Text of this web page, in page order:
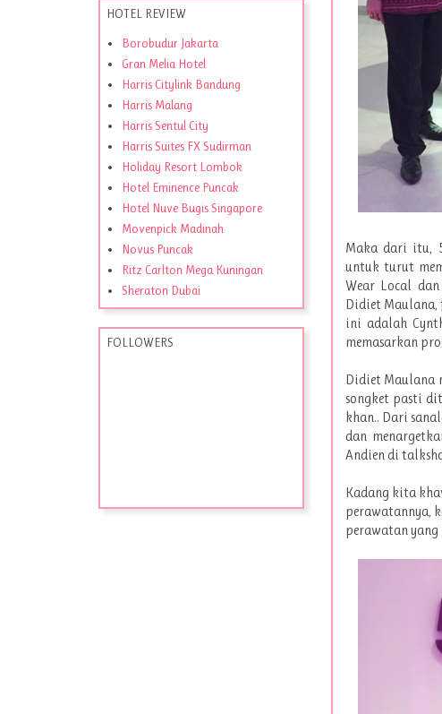
Maka dari itu,
untuk turut
Wear Local
Didiet Maulana,
ini adalah
memasarkan
Didiet Maulana
songket pasti
khan.. Dari
dan
Andien di
Kadang kita
perawatannya,
perawatan
HOTEL REVIEW
Borobudur Jakarta
Gran Melia Hotel
Harris Citylink Bandung
Harris Malang
Harris Sentul City
Harris Suites FX Sudirman
Holiday Resort Lombok
Hotel Eminence Puncak
Hotel Nuve Bugis Singapore
Movenpick Madinah
Novus Puncak
Ritz Carlton Mega Kuningan
Sheraton Dubai
FOLLOWERS